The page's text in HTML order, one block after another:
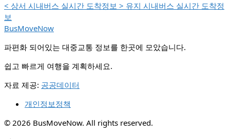
< 상서 시내버스 실시간 도착정보 > 유지 시내버스 실시간 도착정
보
BusMoveNow
파편화 되어있는 대중교통 정보를 한곳에 모았습니다.
쉽고 빠르게 여행을 계획하세요.
자료 제공: 공공데이터
개인정보정책
© 2026 BusMoveNow. All rights reserved.